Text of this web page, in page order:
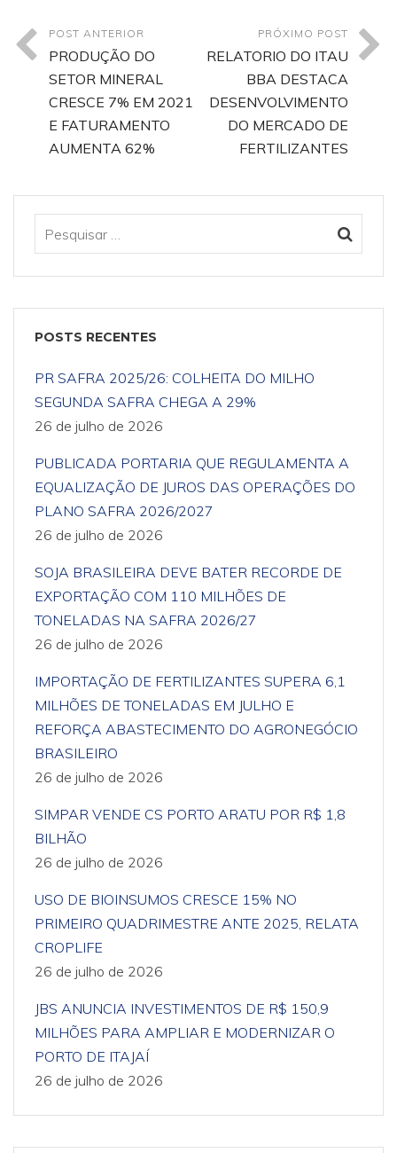
POST ANTERIOR
PRODUÇÃO DO
SETOR MINERAL
CRESCE 7% EM 2021
E FATURAMENTO
AUMENTA 62%
PRÓXIMO POST
RELATORIO DO ITAU
BBA DESTACA
DESENVOLVIMENTO
DO MERCADO DE
FERTILIZANTES
POSTS RECENTES
PR SAFRA 2025/26: COLHEITA DO MILHO
SEGUNDA SAFRA CHEGA A 29%
26 de julho de 2026
PUBLICADA PORTARIA QUE REGULAMENTA A
EQUALIZAÇÃO DE JUROS DAS OPERAÇÕES DO
PLANO SAFRA 2026/2027
26 de julho de 2026
SOJA BRASILEIRA DEVE BATER RECORDE DE
EXPORTAÇÃO COM 110 MILHÕES DE
TONELADAS NA SAFRA 2026/27
26 de julho de 2026
IMPORTAÇÃO DE FERTILIZANTES SUPERA 6,1
MILHÕES DE TONELADAS EM JULHO E
REFORÇA ABASTECIMENTO DO AGRONEGÓCIO
BRASILEIRO
26 de julho de 2026
SIMPAR VENDE CS PORTO ARATU POR R$ 1,8
BILHÃO
26 de julho de 2026
USO DE BIOINSUMOS CRESCE 15% NO
PRIMEIRO QUADRIMESTRE ANTE 2025, RELATA
CROPLIFE
26 de julho de 2026
JBS ANUNCIA INVESTIMENTOS DE R$ 150,9
MILHÕES PARA AMPLIAR E MODERNIZAR O
PORTO DE ITAJAÍ
26 de julho de 2026